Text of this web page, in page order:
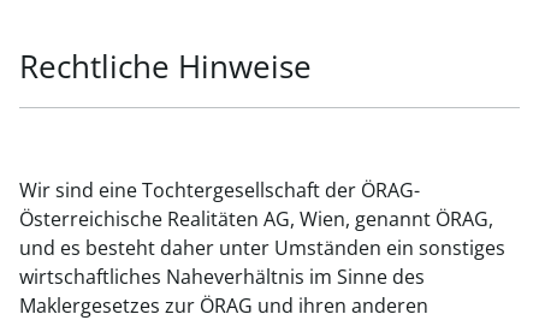
Rechtliche Hinweise
Wir sind eine Tochtergesellschaft der ÖRAG-
Österreichische Realitäten AG, Wien, genannt ÖRAG,
und es besteht daher unter Umständen ein sonstiges
wirtschaftliches Naheverhältnis im Sinne des
Maklergesetzes zur ÖRAG und ihren anderen